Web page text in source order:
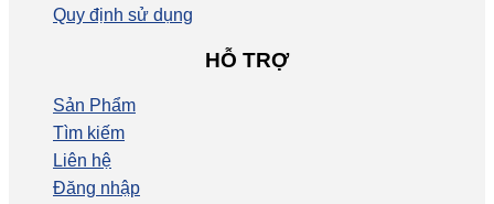
Quy định sử dụng
HỖ TRỢ
Sản Phẩm
Tìm kiếm
Liên hệ
Đăng nhập